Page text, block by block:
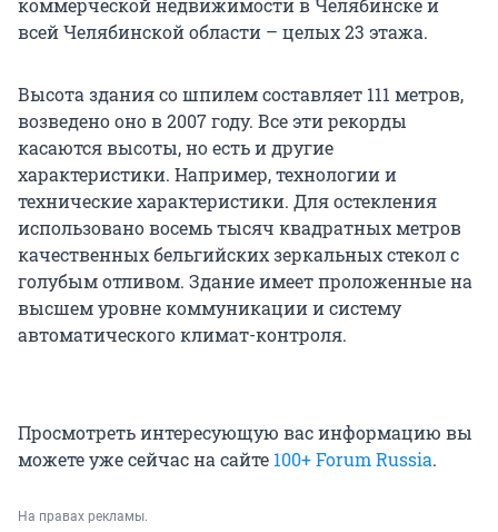
коммерческой недвижимости в Челябинске и
всей Челябинской области – целых 23 этажа.
Высота здания со шпилем составляет 111 метров,
возведено оно в 2007 году. Все эти рекорды
касаются высоты, но есть и другие
характеристики. Например, технологии и
технические характеристики. Для остекления
использовано восемь тысяч квадратных метров
качественных бельгийских зеркальных стекол с
голубым отливом. Здание имеет проложенные на
высшем уровне коммуникации и систему
автоматического климат-контроля.
Просмотреть интересующую вас информацию вы
можете уже сейчас на сайте 100+ Forum Russia.
На правах рекламы.